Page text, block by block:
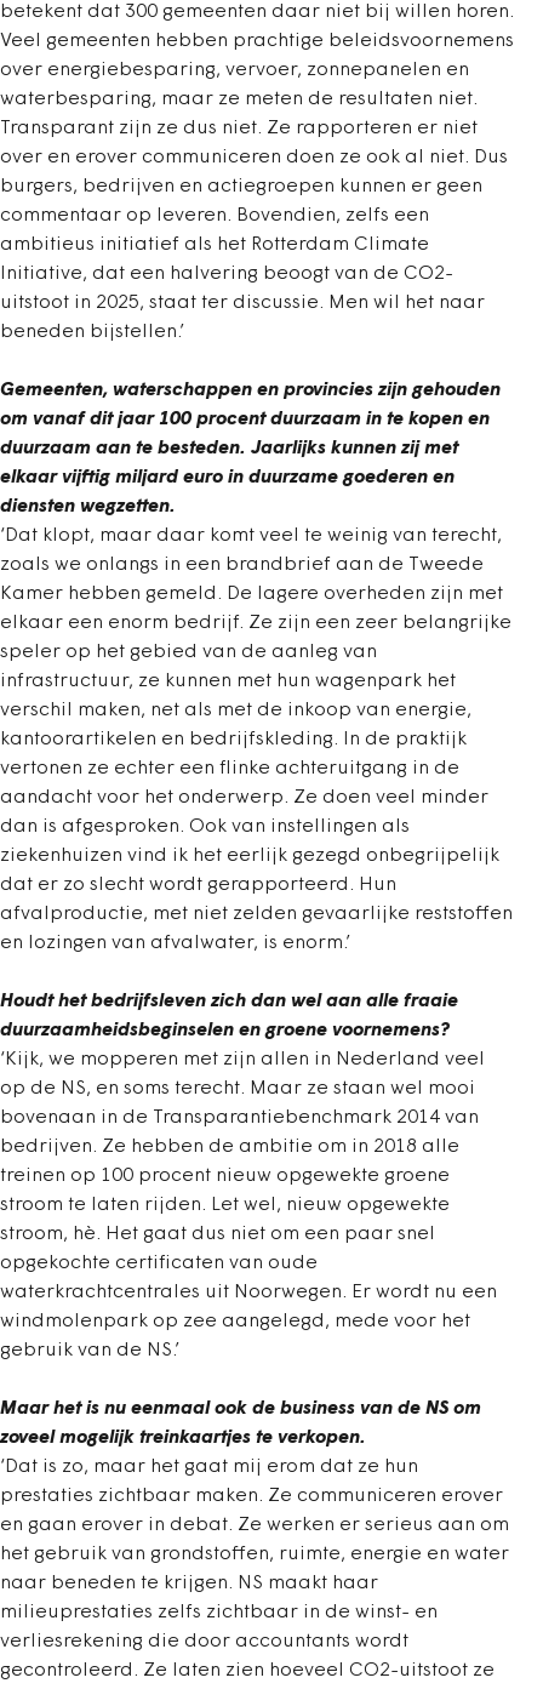
betekent dat 300 gemeenten daar niet bij willen horen.
Veel gemeenten hebben prachtige beleidsvoornemens
over energiebesparing, vervoer, zonnepanelen en
waterbesparing, maar ze meten de resultaten niet.
Transparant zijn ze dus niet. Ze rapporteren er niet
over en erover communiceren doen ze ook al niet. Dus
burgers, bedrijven en actiegroepen kunnen er geen
commentaar op leveren. Bovendien, zelfs een
ambitieus initiatief als het Rotterdam Climate
Initiative, dat een halvering beoogt van de CO2-
uitstoot in 2025, staat ter discussie. Men wil het naar
beneden bijstellen.’
Gemeenten, waterschappen en provincies zijn gehouden
om vanaf dit jaar 100 procent duurzaam in te kopen en
duurzaam aan te besteden. Jaarlijks kunnen zij met
elkaar vijftig miljard euro in duurzame goederen en
diensten wegzetten.
‘Dat klopt, maar daar komt veel te weinig van terecht,
zoals we onlangs in een brandbrief aan de Tweede
Kamer hebben gemeld. De lagere overheden zijn met
elkaar een enorm bedrijf. Ze zijn een zeer belangrijke
speler op het gebied van de aanleg van
infrastructuur, ze kunnen met hun wagenpark het
verschil maken, net als met de inkoop van energie,
kantoorartikelen en bedrijfskleding. In de praktijk
vertonen ze echter een flinke achteruitgang in de
aandacht voor het onderwerp. Ze doen veel minder
dan is afgesproken. Ook van instellingen als
ziekenhuizen vind ik het eerlijk gezegd onbegrijpelijk
dat er zo slecht wordt gerapporteerd. Hun
afvalproductie, met niet zelden gevaarlijke reststoffen
en lozingen van afvalwater, is enorm.’
Houdt het bedrijfsleven zich dan wel aan alle fraaie
duurzaamheidsbeginselen en groene voornemens?
‘Kijk, we mopperen met zijn allen in Nederland veel
op de NS, en soms terecht. Maar ze staan wel mooi
bovenaan in de Transparantiebenchmark 2014 van
bedrijven. Ze hebben de ambitie om in 2018 alle
treinen op 100 procent nieuw opgewekte groene
stroom te laten rijden. Let wel, nieuw opgewekte
stroom, hè. Het gaat dus niet om een paar snel
opgekochte certificaten van oude
waterkrachtcentrales uit Noorwegen. Er wordt nu een
windmolenpark op zee aangelegd, mede voor het
gebruik van de NS.’
Maar het is nu eenmaal ook de business van de NS om
zoveel mogelijk treinkaartjes te verkopen.
‘Dat is zo, maar het gaat mij erom dat ze hun
prestaties zichtbaar maken. Ze communiceren erover
en gaan erover in debat. Ze werken er serieus aan om
het gebruik van grondstoffen, ruimte, energie en water
naar beneden te krijgen. NS maakt haar
milieuprestaties zelfs zichtbaar in de winst- en
verliesrekening die door accountants wordt
gecontroleerd. Ze laten zien hoeveel CO2-uitstoot ze